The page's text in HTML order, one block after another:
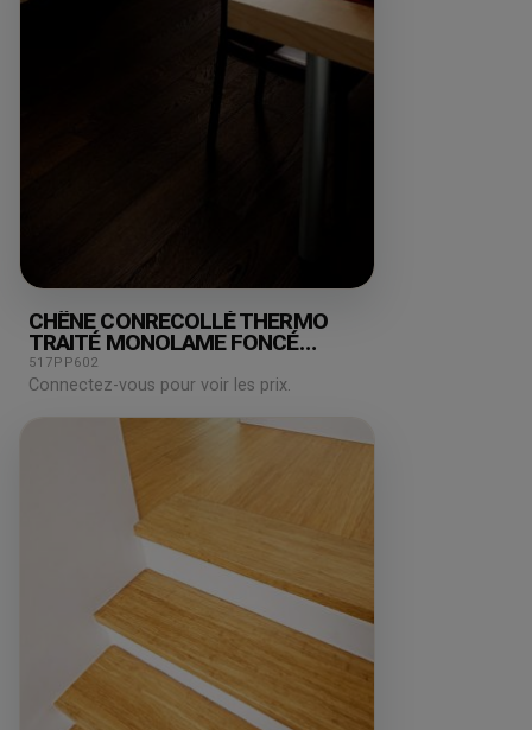
CHÊNE CONRECOLLÉ THERMO
TRAITÉ MONOLAME FONCÉ
120X13.5MM
517PP602
Connectez-vous pour voir les prix.